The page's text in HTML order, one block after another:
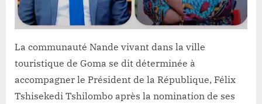
quatre
fils
La communauté Nande vivant dans la ville
touristique de Goma se dit déterminée à
accompagner le Président de la République, Félix
Tshisekedi Tshilombo après la nomination de ses